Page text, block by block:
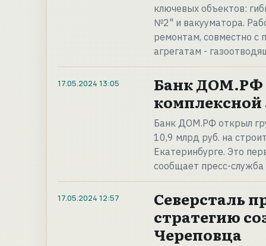
ключевых объектов:
№2" и вакууматора.
ремонтам, совместно с
агрегатам -
17.05.2024 13:05
Банк ДОМ.РФ
комплексной
Банк ДОМ.РФ открыл
10,9 млрд руб. на
Екатеринбурге. Это
сообщает пресс-
17.05.2024 12:57
Северсталь
стратегию
Череповца